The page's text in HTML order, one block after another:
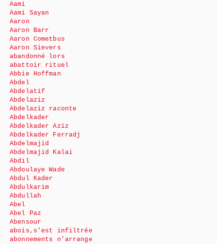
Aami
Aami Sayan
Aaron
Aaron Barr
Aaron Cometbus
Aaron Sievers
abandonné lors
abattoir rituel
Abbie Hoffman
Abdel
Abdelatif
Abdelaziz
Abdelaziz raconte
Abdelkader
Abdelkader Aziz
Abdelkader Ferradj
Abdelmajid
Abdelmajid Kalai
Abdil
Abdoulaye Wade
Abdul Kader
Abdulkarim
Abdullah
Abel
Abel Paz
Abensour
abois,s’est infiltrée
abonnements n’arrange